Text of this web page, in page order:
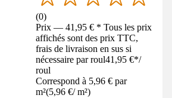
(0)
Prix — 41,95 € * Tous les prix
affichés sont des prix TTC,
frais de livraison en sus si
nécessaire par roul41,95 €*/
roul
Correspond à 5,96 € par
m²(5,96 €/ m²)